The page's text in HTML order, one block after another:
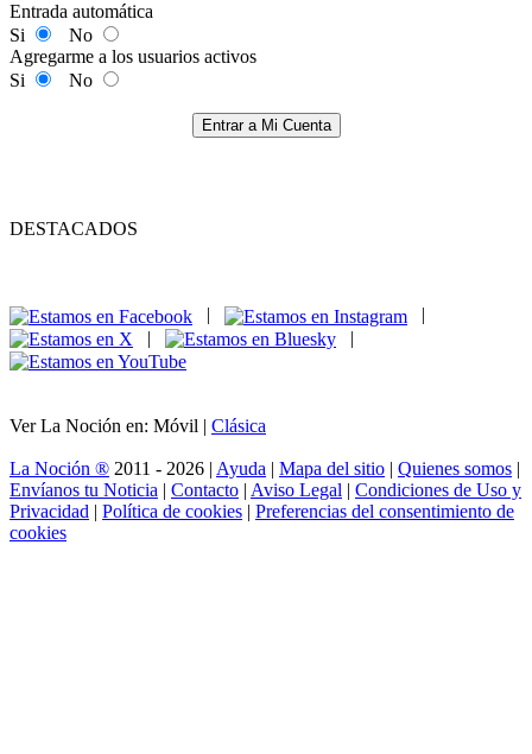
Entrada automática
Si
No
Agregarme a los usuarios activos
Si
No
Entrar a Mi Cuenta
DESTACADOS
|
|
Ver La Noción en: Móvil | Clásica
La Noción ® 2011 - 2026 | Ayuda | Mapa del sitio | Quienes somos |
Envíanos tu Noticia | Contacto | Aviso Legal | Condiciones de Uso y
Privacidad | Política de cookies | Preferencias del consentimiento de
cookies